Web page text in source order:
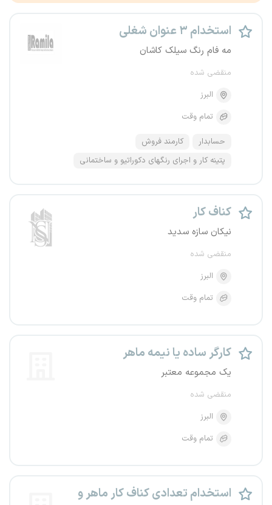
استخدام ۳ عنوان شغلی
مه فام رنگ سیلک کاشان
منقضی شده
البرز
تمام وقت
حسابدار
کارمند فروش
پتینه کار و اجرای رنگهای دکوراتیو و ساختمانی
کناف کار
نیکان سازه سدید
منقضی شده
البرز
تمام وقت
کارگر ساده یا نیمه ماهر
یک مجموعه معتبر
منقضی شده
البرز
تمام وقت
استخدام تعدادی کناف کار ماهر و